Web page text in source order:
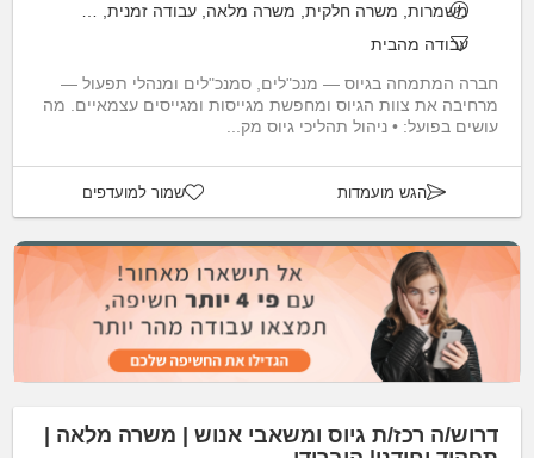
משמרות, משרה חלקית, משרה מלאה, עבודה זמנית, פרילאנס
עבודה מהבית
חברה המתמחה בגיוס — מנכ"לים, סמנכ"לים ומנהלי תפעול —
מרחיבה את צוות הגיוס ומחפשת מגייסות ומגייסים עצמאיים. מה
עושים בפועל: • ניהול תהליכי גיוס מק...
הגש מועמדות שמור למועדפים
דרוש/ה רכז/ת גיוס ומשאבי אנוש | משרה מלאה |